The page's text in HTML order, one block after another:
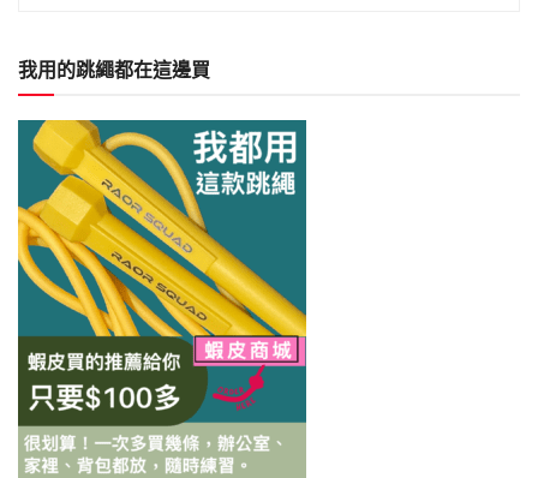
我用的跳繩都在這邊買